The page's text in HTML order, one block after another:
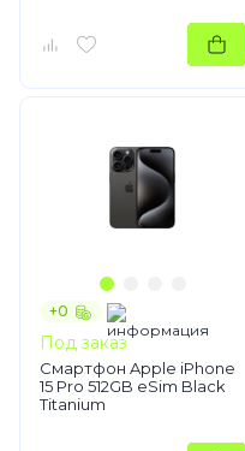
+0
Под заказ
Смартфон Apple iPhone
15 Pro 512GB eSim Black
Titanium